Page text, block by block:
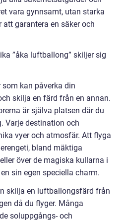
vara gynnsamt, utan starka
garantera en säker och
”åka luftballong” skiljer sig
kan påverka din
skilja en färd från en annan.
är själva platsen där du
Varje destination och
vyer och atmosfär. Att flyga
bland mäktiga
över de magiska kullarna i
sin egen speciella charm.
skilja en luftballongsfärd från
då du flyger. Många
soluppgångs- och